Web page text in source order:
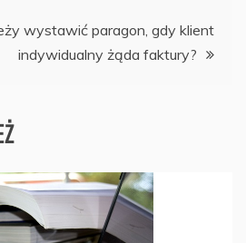
wystawić paragon, gdy klient
indywidualny żąda faktury?